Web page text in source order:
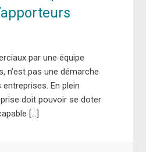
par une équipe
n’est pas une démarche
En plein
doit pouvoir se doter
[…]